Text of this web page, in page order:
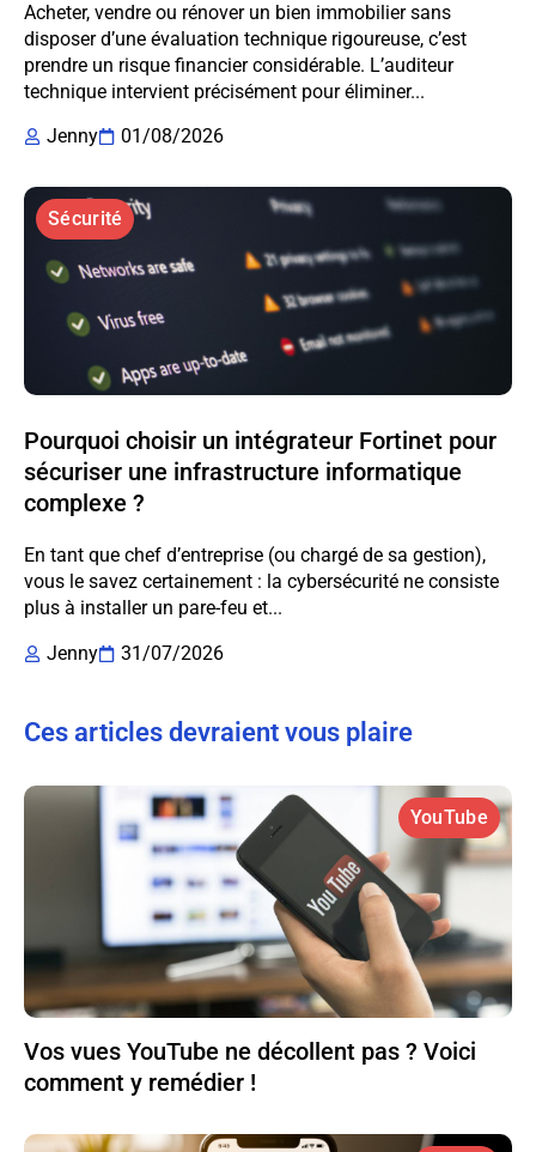
Acheter, vendre ou rénover un bien immobilier sans
disposer d’une évaluation technique rigoureuse, c’est
prendre un risque financier considérable. L’auditeur
technique intervient précisément pour éliminer...
Jenny
01/08/2026
Sécurité
Pourquoi choisir un intégrateur Fortinet pour
sécuriser une infrastructure informatique
complexe ?
En tant que chef d’entreprise (ou chargé de sa gestion),
vous le savez certainement : la cybersécurité ne consiste
plus à installer un pare-feu et...
Jenny
31/07/2026
Ces articles devraient vous plaire
YouTube
Vos vues YouTube ne décollent pas ? Voici
comment y remédier !